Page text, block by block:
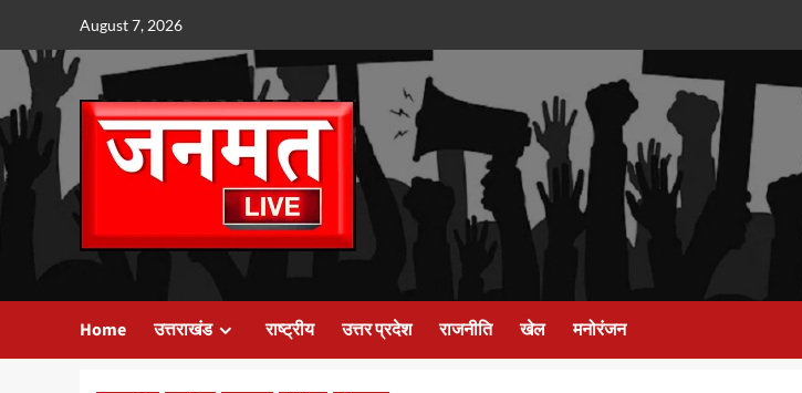
content
August 7, 2026
Home उत्तराखंड राष्ट्रीय उत्तर प्रदेश राजनीति खेल मनोरंजन